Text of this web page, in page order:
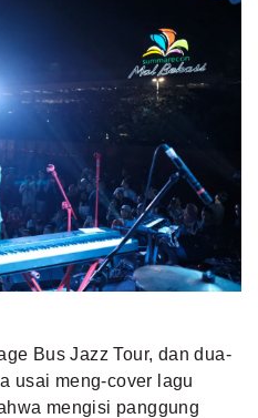
Bus Jazz Tour, dan dua-
usai meng-cover lagu
mengisi panggung